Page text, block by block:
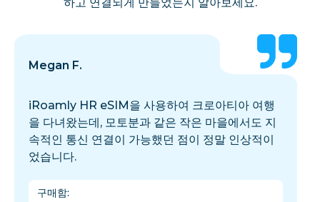
하고 연결되게 만들었는지 알아보세요.
Megan F.
iRoamly HR eSIM을 사용하여 크로아티아 여행
을 다녀왔는데, 모토분과 같은 작은 마을에서도 지
속적인 통신 연결이 가능했던 점이 정말 인상적이
었습니다.
구매함: